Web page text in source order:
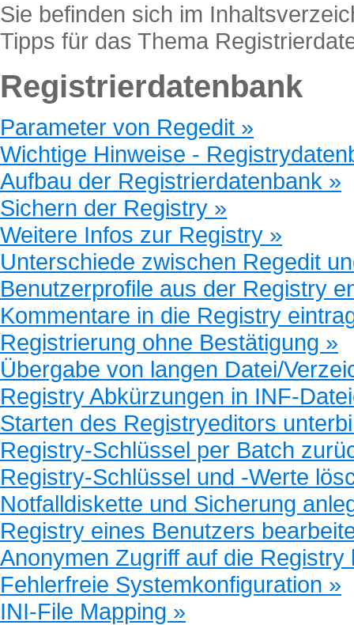
Sie befinden sich im
Tipps für das Thema
Registrierdatenbank
Parameter von Regedit »
Wichtige Hinweise -
Aufbau der Registrierdatenbank »
Sichern der Registry »
Weitere Infos zur Registry »
Unterschiede zwischen Regedit
Benutzerprofile aus der Registry
Kommentare in die Registry
Registrierung ohne Bestätigung »
Übergabe von langen Datei/
Registry Abkürzungen in INF-
Starten des Registryeditors
Registry-Schlüssel per Batch
Registry-Schlüssel und -Werte
Notfalldiskette und Sicherung
Registry eines Benutzers
Anonymen Zugriff auf die Registry
Fehlerfreie Systemkonfiguration »
INI-File Mapping »